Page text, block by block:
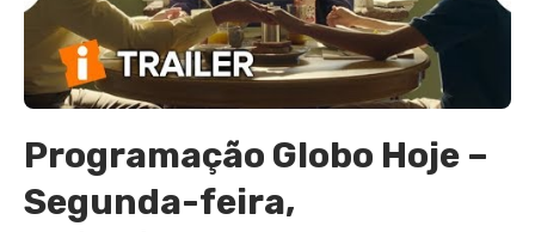
Programação Globo Hoje –
Segunda-feira,